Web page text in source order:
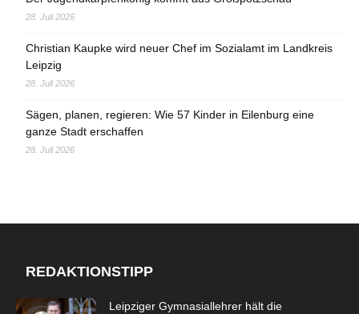
28. Juli 2026
Christian Kaupke wird neuer Chef im Sozialamt im Landkreis
Leipzig
28. Juli 2026
Sägen, planen, regieren: Wie 57 Kinder in Eilenburg eine
ganze Stadt erschaffen
28. Juli 2026
REDAKTIONSTIPP
Leipziger Gymnasiallehrer hält die